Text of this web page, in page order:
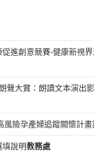
促進創意競賽-健康新視
聲大賞：朗讀文本演出
險孕產婦追蹤關懷計畫
填說明教務處